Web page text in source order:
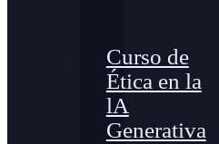
Curso de
Ética en la
lA
Generativa